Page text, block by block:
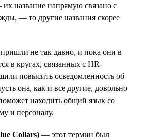
название напрямую связано с
— то другие названия скорее
не так давно, и пока они в
в кругах, связанных с HR-
повысить осведомленность об
она, как и все другие, довольно
находить общий язык со
и персоналу.
Collars) — этот термин был